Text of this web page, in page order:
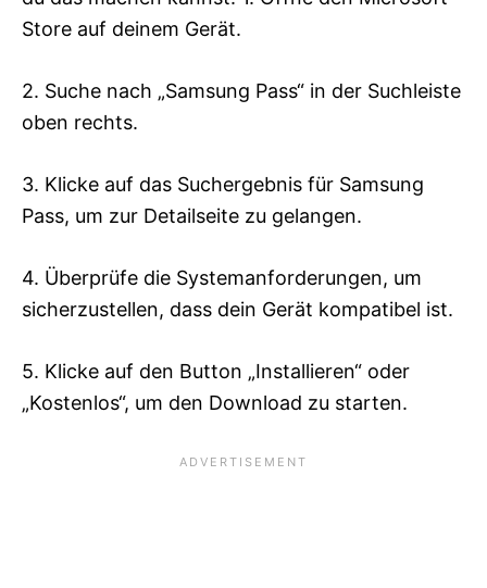
Store auf deinem Gerät.
2. Suche nach „Samsung Pass“ in der Suchleiste
oben rechts.
3. Klicke auf das Suchergebnis für Samsung
Pass, um zur Detailseite zu gelangen.
4. Überprüfe die Systemanforderungen, um
sicherzustellen, dass dein Gerät kompatibel ist.
5. Klicke auf den Button „Installieren“ oder
„Kostenlos“, um den Download zu starten.